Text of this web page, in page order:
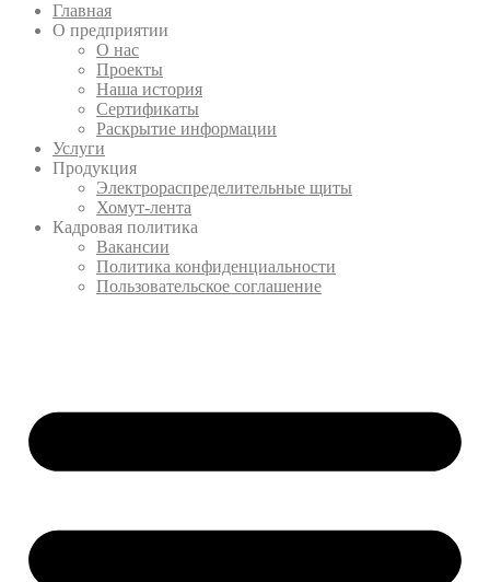
Главная
О предприятии
О нас
Проекты
Наша история
Сертификаты
Раскрытие информации
Услуги
Продукция
Электрораспределительные щиты
Хомут-лента
Кадровая политика
Вакансии
Политика конфиденциальности
Пользовательское соглашение